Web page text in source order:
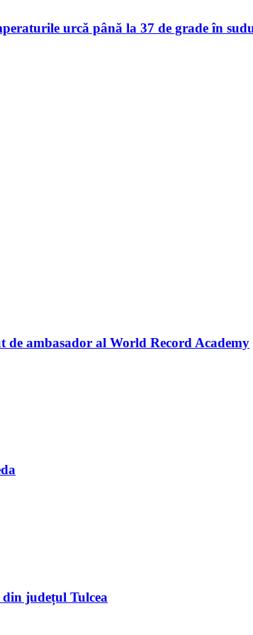
urcă până la 37 de grade în
ambasador al World Record Academy
județul Tulcea